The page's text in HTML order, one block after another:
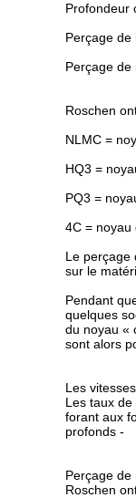
Profondeur
Perçage de
Perçage de
Roschen
NLMC =
HQ3 =
PQ3 =
4C = noyau
Le perçage
sur le
Pendant
quelques
du noyau «
sont alors
Les
Les taux
forant aux
profonds -
Perçage de
Roschen